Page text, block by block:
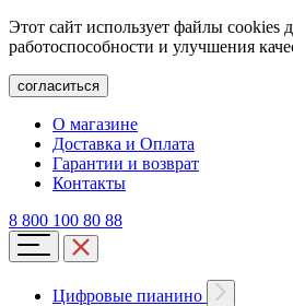
Этот сайт использует файлы cookies
работоспособности и улучшения
согласиться
О магазине
Доставка и Оплата
Гарантии и возврат
Контакты
8 800 100 80 88
Цифровые пианино